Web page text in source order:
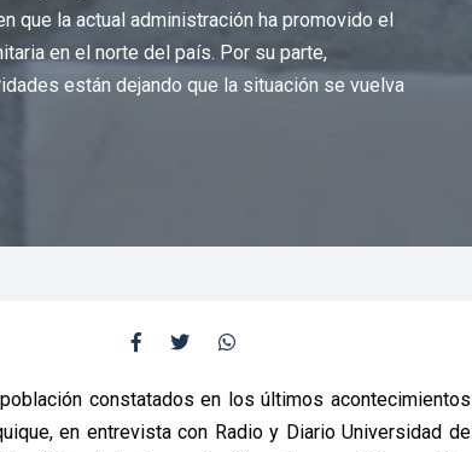
que la actual administración ha promovido el
en el norte del país. Por su parte,
están dejando que la situación se vuelva
constatados en los últimos acontecimientos
en entrevista con Radio y Diario Universidad de